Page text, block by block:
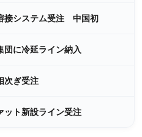
接システム受注 中国初
団に冷延ライン納入
次ぎ受注
ト新設ライン受注